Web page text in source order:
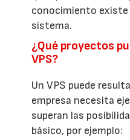
conocimiento existe
sistema.
¿Qué proyectos
VPS?
Un VPS puede
empresa necesita
superan las
básico, por ejemplo: